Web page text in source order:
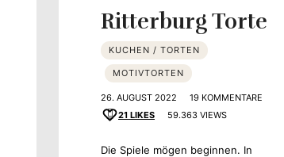
Ritterburg Torte
KUCHEN / TORTEN
MOTIVTORTEN
26. AUGUST 2022
19 KOMMENTARE
21 LIKES 59.363 VIEWS
Die Spiele mögen beginnen. In